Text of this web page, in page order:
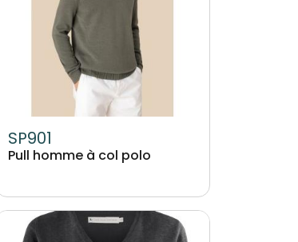
SP901
Pull homme à col polo